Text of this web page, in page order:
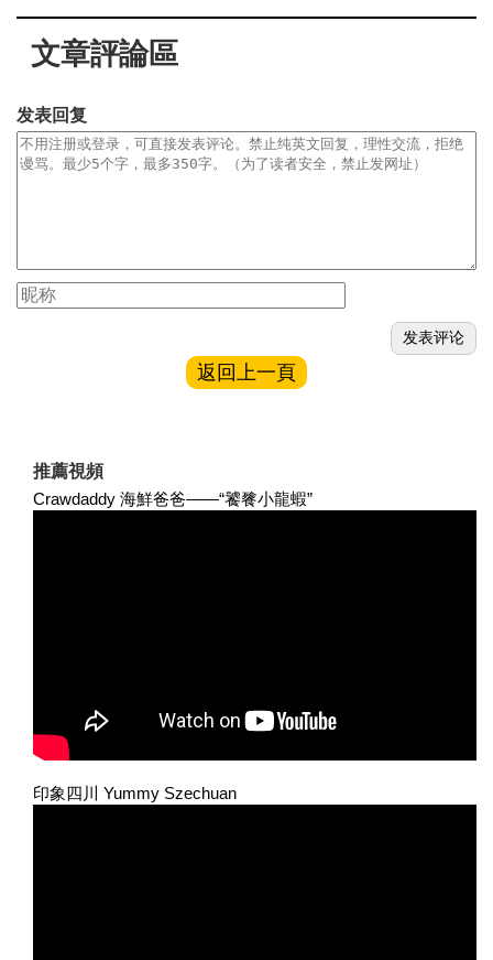
文章評論區
发表回复
返回上一頁
推薦視頻
Crawdaddy 海鮮爸爸——“饕餮小龍蝦”
印象四川 Yummy Szechuan